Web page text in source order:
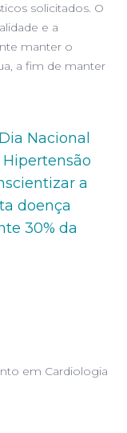
solicitados. O
e a
manter o
a fim de manter
Nacional
a
doença
30% da
em Cardiologia